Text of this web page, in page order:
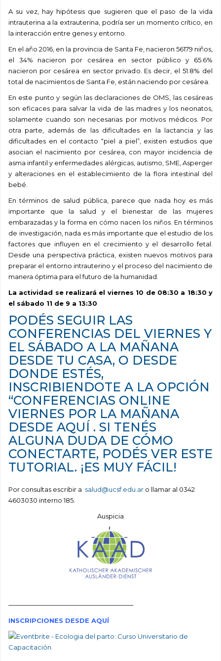
A su vez, hay hipótesis que sugieren que el paso de la vida
intrauterina a la extrauterina, podría ser un momento crítico, en
la interacción entre genes y entorno.
En el año 2016, en la provincia de Santa Fe, nacieron 56179 niños,
el 34% nacieron por cesárea en sector público y 65.6%
nacieron por cesárea en sector privado. Es decir, el 51.8% del
total de nacimientos de Santa Fe, están naciendo por cesárea.
En este punto y según las declaraciones de OMS, las cesáreas
son eficaces para salvar la vida de las madres y los neonatos,
solamente cuando son necesarias por motivos médicos. Por
otra parte, además de las dificultades en la lactancia y las
dificultades en el contacto “piel a piel”, existen estudios que
asocian el nacimiento por cesárea, con mayor incidencia de
asma infantil y enfermedades alérgicas, autismo, SME, Asperger
y alteraciones en el establecimiento de la flora intestinal del
bebé.
En términos de salud pública, parece que nada hoy es más
importante que la salud y el bienestar de las mujeres
embarazadas y la forma en cómo nacen los niños. En términos
de investigación, nada es más importante que el estudio de los
factores que influyen en el crecimiento y el desarrollo fetal.
Desde una perspectiva práctica, existen nuevos motivos para
preparar el entorno intrauterino y el proceso del nacimiento de
manera óptima para el futuro de la humanidad.
La actividad se realizará el viernes 10 de 08:30 a 18:30 y
el sábado 11 de 9 a 13:30
PODÉS SEGUIR LAS
CONFERENCIAS DEL VIERNES Y
EL SÁBADO A LA MAÑANA
DESDE TU CASA, O DESDE
DONDE ESTÉS,
INSCRIBIENDOTE A LA OPCIÓN
“CONFERENCIAS ONLINE
VIERNES POR LA MAÑANA
DESDE AQUÍ . SI TENÉS
ALGUNA DUDA DE CÓMO
CONECTARTE, PODÉS VER ESTE
TUTORIAL. ¡ES MUY FÁCIL!
Por consultas escribir a salud@ucsf.edu.ar o llamar al 0342
4603030 interno 185.
Auspicia
———————————————————–
INSCRIPCIONES DESDE AQUÍ